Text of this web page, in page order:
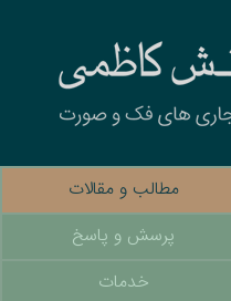
مطالب و مقالات
پرسش و پاسخ
خدمات